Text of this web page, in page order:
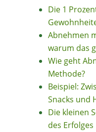
Die 1
Abnehmen
warum das
Wie geht
Methode?
Beispiel:
Snacks und
Die kleinen
des Erfolges